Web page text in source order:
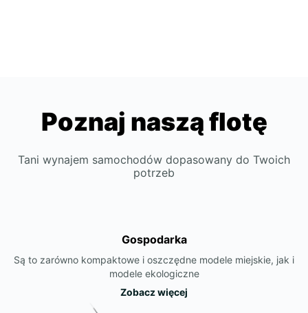
Poznaj naszą flotę
Tani wynajem samochodów dopasowany do Twoich
potrzeb
Gospodarka
Są to zarówno kompaktowe i oszczędne modele miejskie, jak i
modele ekologiczne
Zobacz więcej